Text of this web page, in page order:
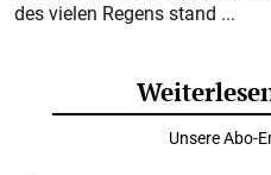
des vielen Regens stand ...